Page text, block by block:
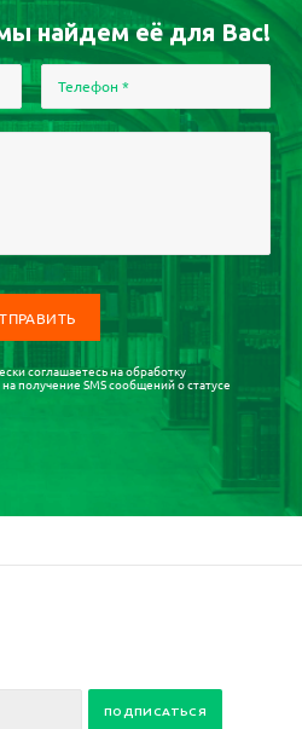
найдем её для Вас!
Телефон *
соглашаетесь наобработку
получение SMS сообщений о статусе